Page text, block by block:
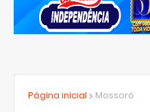
Página inicial Mossoró